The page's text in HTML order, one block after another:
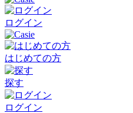
ログイン
はじめての方
探す
ログイン